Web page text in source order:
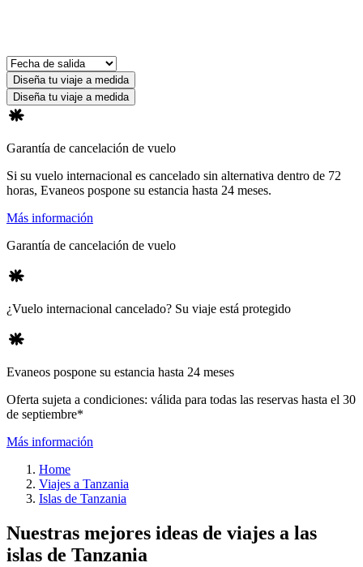
Diseña tu viaje a medida
Diseña tu viaje a medida
Garantía de cancelación de vuelo
Si su vuelo internacional es cancelado sin alternativa dentro de 72
horas, Evaneos pospone su estancia hasta 24 meses.
Más información
Garantía de cancelación de vuelo
¿Vuelo internacional cancelado? Su viaje está protegido
Evaneos pospone su estancia hasta 24 meses
Oferta sujeta a condiciones: válida para todas las reservas hasta el 30
de septiembre*
Más información
Home
Viajes a Tanzania
Islas de Tanzania
Nuestras mejores ideas de viajes a las
islas de Tanzania